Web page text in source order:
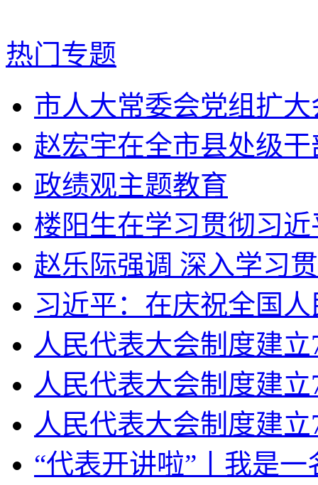
热门专题
市人大常委会党组扩
赵宏宇在全市县处级
政绩观主题教育
楼阳生在学习贯彻习
赵乐际强调 深入学习
习近平：在庆祝全国
人民代表大会制度建
人民代表大会制度建
人民代表大会制度建
“代表开讲啦”丨我是